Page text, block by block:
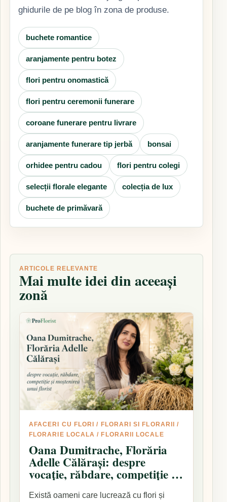
ghidurile de pe blog în zona de produse.
buchete romantice
aranjamente pentru botez
flori pentru onomastică
flori pentru ceremonii funerare
coroane funerare pentru livrare
aranjamente funerare tip jerbă bonsai
orhidee pentru cadou flori pentru colegi
selecții florale elegante colecția de lux
buchete de primăvară
ARTICOLE RELEVANTE
Mai multe idei din aceeași
zonă
AFACERI CU FLORI / FLORARI SI FLORARII
/
FLORARIE LOCALA / FLORARII LOCALE
Oana Dumitrache, Florăria
Adelle Călărași: despre
vocație, răbdare, competiție și
Există oameni care lucrează cu flori și